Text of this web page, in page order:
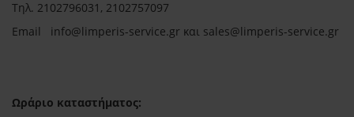
Τηλ. 2102796031, 2102757097
Email info@limperis-service.gr και sales@limperis-service.gr
Ωράριο καταστήματος: